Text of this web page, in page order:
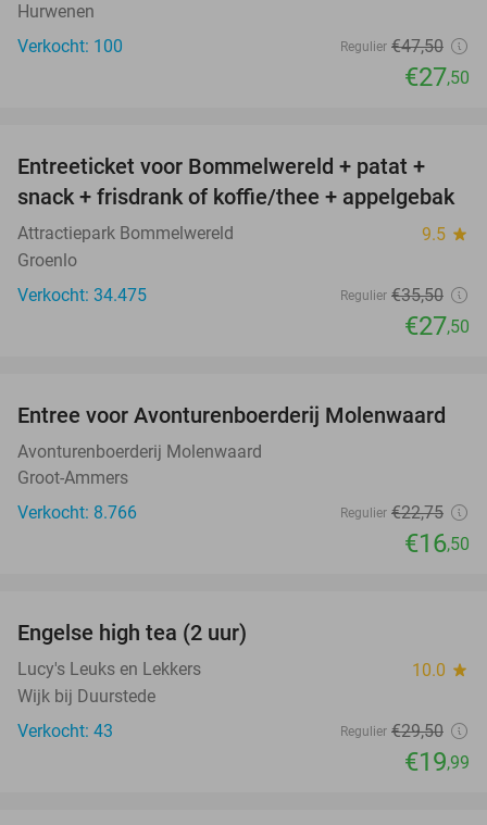
Hurwenen
Verkocht: 100
Regulier €47,50
€27,50
23%
Entreeticket voor Bommelwereld + patat +
snack + frisdrank of koffie/thee + appelgebak
Attractiepark Bommelwereld 9.5 star
Groenlo
Verkocht: 34.475
Regulier €35,50
€27,50
27%
Entree voor Avonturenboerderij Molenwaard
Avonturenboerderij Molenwaard
Groot-Ammers
Verkocht: 8.766
Regulier €22,75
€16,50
Engelse high tea (2 uur)
Lucy's Leuks en Lekkers 10.0 star
Wijk bij Duurstede
Verkocht: 43
Regulier €29,50
€19,99